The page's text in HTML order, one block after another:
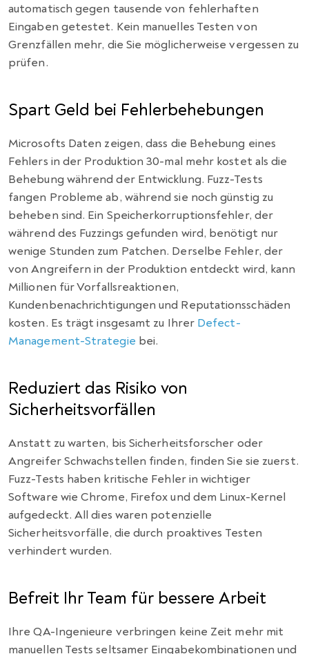
automatisch gegen tausende von fehlerhaften
Eingaben getestet. Kein manuelles Testen von
Grenzfällen mehr, die Sie möglicherweise vergessen zu
prüfen.
Spart Geld bei Fehlerbehebungen
Microsofts Daten zeigen, dass die Behebung eines
Fehlers in der Produktion 30-mal mehr kostet als die
Behebung während der Entwicklung. Fuzz-Tests
fangen Probleme ab, während sie noch günstig zu
beheben sind. Ein Speicherkorruptionsfehler, der
während des Fuzzings gefunden wird, benötigt nur
wenige Stunden zum Patchen. Derselbe Fehler, der
von Angreifern in der Produktion entdeckt wird, kann
Millionen für Vorfallsreaktionen,
Kundenbenachrichtigungen und Reputationsschäden
kosten. Es trägt insgesamt zu Ihrer Defect-
Management-Strategie bei.
Reduziert das Risiko von
Sicherheitsvorfällen
Anstatt zu warten, bis Sicherheitsforscher oder
Angreifer Schwachstellen finden, finden Sie sie zuerst.
Fuzz-Tests haben kritische Fehler in wichtiger
Software wie Chrome, Firefox und dem Linux-Kernel
aufgedeckt. All dies waren potenzielle
Sicherheitsvorfälle, die durch proaktives Testen
verhindert wurden.
Befreit Ihr Team für bessere Arbeit
Ihre QA-Ingenieure verbringen keine Zeit mehr mit
manuellen Tests seltsamer Eingabekombinationen und